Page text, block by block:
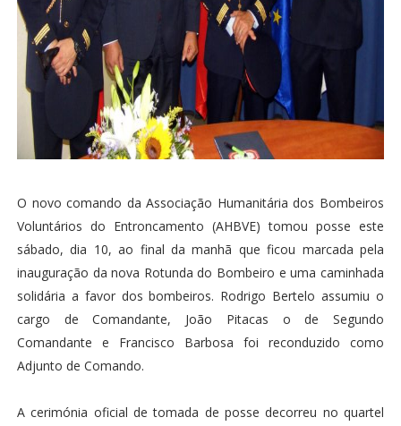
O novo comando da Associação Humanitária dos Bombeiros
Voluntários do Entroncamento (AHBVE) tomou posse este
sábado, dia 10, ao final da manhã que ficou marcada pela
inauguração da nova Rotunda do Bombeiro e uma caminhada
solidária a favor dos bombeiros. Rodrigo Bertelo assumiu o
cargo de Comandante, João Pitacas o de Segundo
Comandante e Francisco Barbosa foi reconduzido como
Adjunto de Comando.
A cerimónia oficial de tomada de posse decorreu no quartel